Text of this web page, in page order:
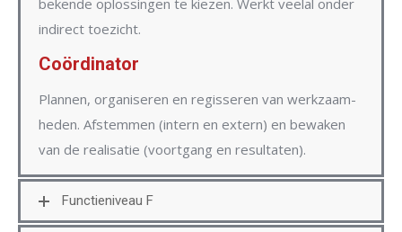
bekende oplossingen te kiezen. Werkt veelal onder
indirect toezicht.
Coördinator
Plannen, organiseren en regisseren van werkzaam-
heden. Afstemmen (intern en extern) en bewaken
van de realisatie (voortgang en resultaten).
Functieniveau F